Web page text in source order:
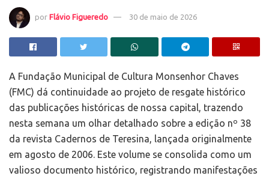
por Flávio Figueredo 30 de maio de 2026
A Fundação Municipal de Cultura Monsenhor Chaves
(FMC) dá continuidade ao projeto de resgate histórico
das publicações históricas de nossa capital, trazendo
nesta semana um olhar detalhado sobre a edição nº 38
da revista Cadernos de Teresina, lançada originalmente
em agosto de 2006. Este volume se consolida como um
valioso documento histórico, registrando manifestações